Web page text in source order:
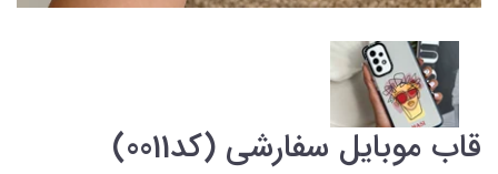
قاب موبایل سفارشی (کد0011)